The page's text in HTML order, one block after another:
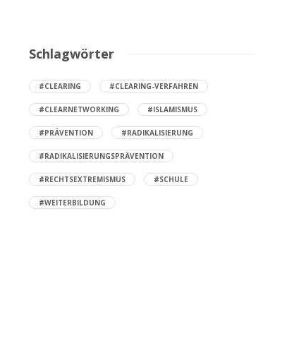
Schlagwörter
#CLEARING #CLEARING-VERFAHREN
#CLEARNETWORKING #ISLAMISMUS
#PRÄVENTION #RADIKALISIERUNG
#RADIKALISIERUNGSPRÄVENTION
#RECHTSEXTREMISMUS #SCHULE
#WEITERBILDUNG